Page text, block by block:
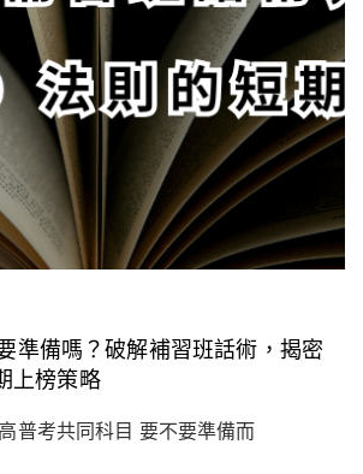
準備嗎？破解補習班話術，揭密
上榜策略
普考共同科目 要不要準備而